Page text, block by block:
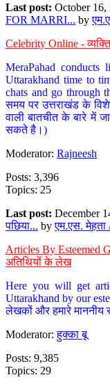
Last post: October 16,
FOR MARRI... by
Celebrity Online -
MeraPahad conducts
Uttarakhand time to
chats and go through
समय पर उत्तराखंड के
वाली बातचीत के बारे में
सकते है।)
Moderator: Rajneesh
Posts: 3,396
Topics: 25
Last post: December
पछिया... byएम.एस.
Articles By Esteemed
अतिथियों के लेख
Here you will get
Uttarakhand by our
लेखकों और हमारे माननीय
Moderator:हुक्का बू
Posts: 9,385
Topics: 29